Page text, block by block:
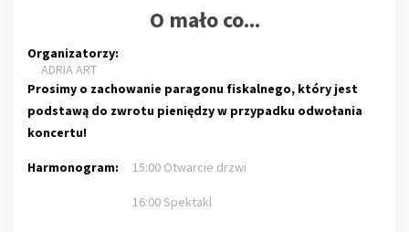
O mało co...
Organizatorzy:
ADRIA ART
Prosimy o zachowanie paragonu fiskalnego, który jest
podstawą do zwrotu pieniędzy w przypadku odwołania
koncertu!
Harmonogram: 15:00 Otwarcie drzwi
16:00 Spektakl